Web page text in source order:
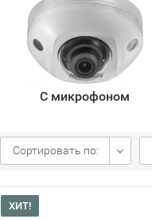
С микрофоном
Сортировать по:
ХИТ!